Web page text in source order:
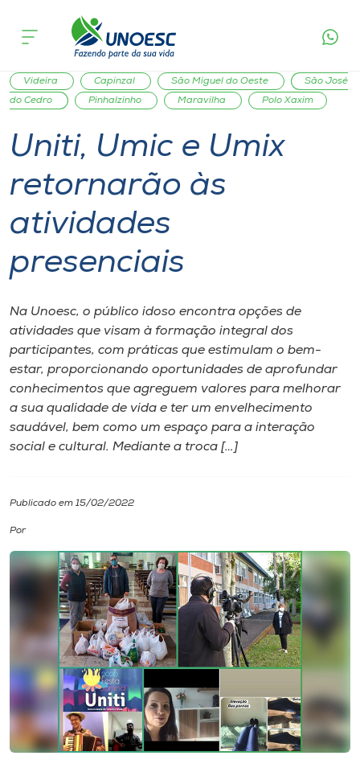
Cursos
Onde estamos
Pesquisa
Atendimento ao Estudante
Portal de Ensino
A
Internacionalização
I.nova
Diplomados
Biblioteca
Editora
Rádio
Museu
acontece
Videira
Capinzal São Miguel do Oeste
São José
do Cedro
Pinhalzinho Maravilha Polo Xaxim
Uniti, Umic e Umix
retornarão às
atividades
presenciais
Na Unoesc, o público idoso encontra opções de
atividades que visam à formação integral dos
participantes, com práticas que estimulam o bem-
estar, proporcionando oportunidades de aprofundar
conhecimentos que agreguem valores para melhorar
a sua qualidade de vida e ter um envelhecimento
saudável, bem como um espaço para a interação
social e cultural. Mediante a troca […]
Publicado em 15/02/2022
Por